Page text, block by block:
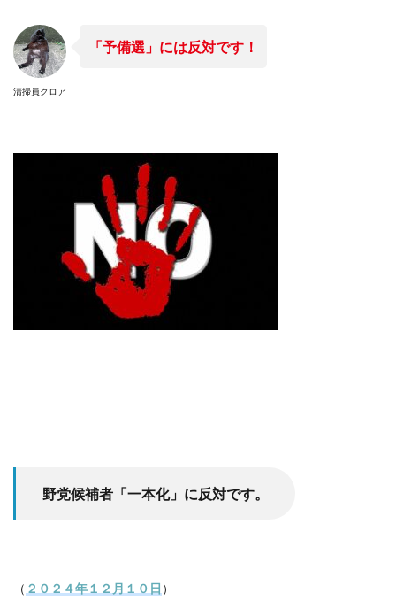
清掃員クロア
「予備選」には反対です！
野党候補者「一本化」に反対です。
（ ２０２４年１２月１０日 ）